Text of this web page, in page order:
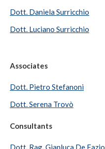
Dott. Daniela Surricchio
Dott. Luciano Surricchio
Associates
Dott. Pietro Stefanoni
Dott. Serena Trovò
Consultants
Dott. Rag. Gianluca De Fazio